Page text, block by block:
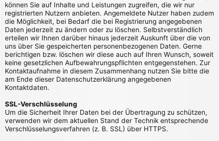
können Sie auf Inhalte und Leistungen zugreifen, die wir nur
registrierten Nutzern anbieten. Angemeldete Nutzer haben zudem
die Möglichkeit, bei Bedarf die bei Registrierung angegebenen
Daten jederzeit zu ändern oder zu löschen. Selbstverständlich
erteilen wir Ihnen darüber hinaus jederzeit Auskunft über die von
uns über Sie gespeicherten personenbezogenen Daten. Gerne
berichtigen bzw. löschen wir diese auch auf Ihren Wunsch, soweit
keine gesetzlichen Aufbewahrungspflichten entgegenstehen. Zur
Kontaktaufnahme in diesem Zusammenhang nutzen Sie bitte die
am Ende dieser Datenschutzerklärung angegebenen
Kontaktdaten.
SSL-Verschlüsselung
Um die Sicherheit Ihrer Daten bei der Übertragung zu schützen,
verwenden wir dem aktuellen Stand der Technik entsprechende
Verschlüsselungsverfahren (z. B. SSL) über HTTPS.